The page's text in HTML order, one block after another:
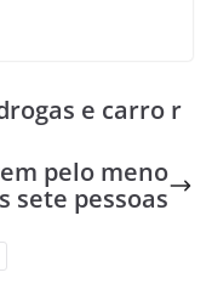
e carro r
pelo meno
s sete pessoas